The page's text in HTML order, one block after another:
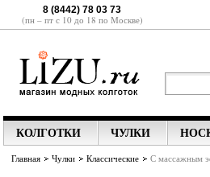
8 (8442) 78 03 73
(пн – пт с 10 до 18 по Москве)
КОЛГОТКИ ЧУЛКИ
Главная Чулки Классические С массажным